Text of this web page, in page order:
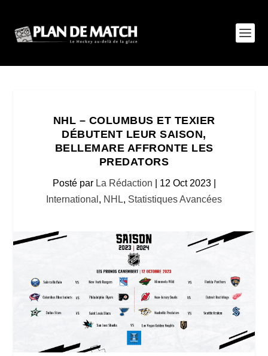
NHL – COLUMBUS ET TEXIER
DÉBUTENT LEUR SAISON,
BELLEMARE AFFRONTE LES
PREDATORS
Posté par La Rédaction 12 Oct 2023|
International , NHL, Statistiques Avancées